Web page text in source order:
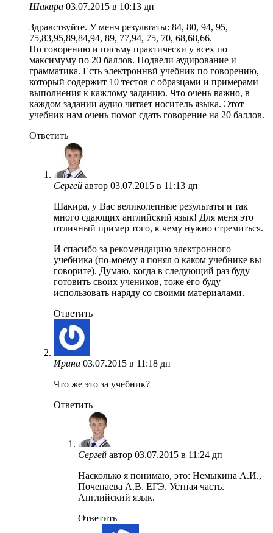
Шакира 03.07.2015 в 10:13 дп
Здравствуйте. У менч результаты: 84, 80, 94, 95,
75,83,95,89,84,94, 89, 77,94, 75, 70, 68,68,66.
По говорению и письму практически у всех по
максимуму по 20 баллов. Подвели аудирование и
грамматика. Есть электроннвй учебник по говорению,
который содержит 10 тестов с образцами и примерами
выполнения к кажлому заданию. Что очень важно, в
каждом задании аудио читает носитель языка. Этот
учебник нам очень помог сдать говорение на 20 баллов.
Ответить
Сергей автор 03.07.2015 в 11:13 дп
Шакира, у Вас великолепные результаты и так
много сдающих английский язык! Для меня это
отличный пример того, к чему нужно стремиться.
И спасибо за рекомендацию электронного
учебника (по-моему я понял о каком учебнике вы
говорите). Думаю, когда в следующий раз буду
готовить своих учеников, тоже его буду
использовать наряду со своими материалами.
Ответить
Ирина 03.07.2015 в 11:18 дп
Что же это за учебник?
Ответить
Сергей автор 03.07.2015 в 11:24 дп
Насколько я понимаю, это: Немыкина А.И.,
Почепаева А.В. ЕГЭ. Устная часть.
Английский язык.
Ответить